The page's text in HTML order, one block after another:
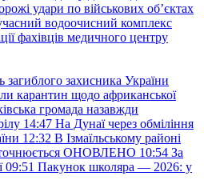
удари по військових обʼєктах
водоочисний комплекс
фахівців медичного центру
захисника України
карантин щодо африканської
громада назавжди
14:47 На Дунаї через обміління
12:32 В Ізмаїльському районі
уточнюється ОНОВЛЕНО 10:54 За
09:51 Пакунок школяра — 2026: у